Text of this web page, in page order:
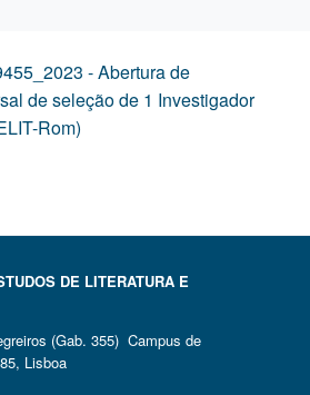
- Abertura de
de seleção de 1 Investigador
Rom)
DE LITERATURA E
(Gab. 355) Campus de
Lisboa